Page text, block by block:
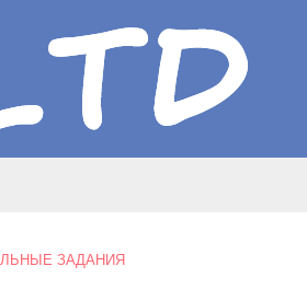
ЗАДАНИЯ